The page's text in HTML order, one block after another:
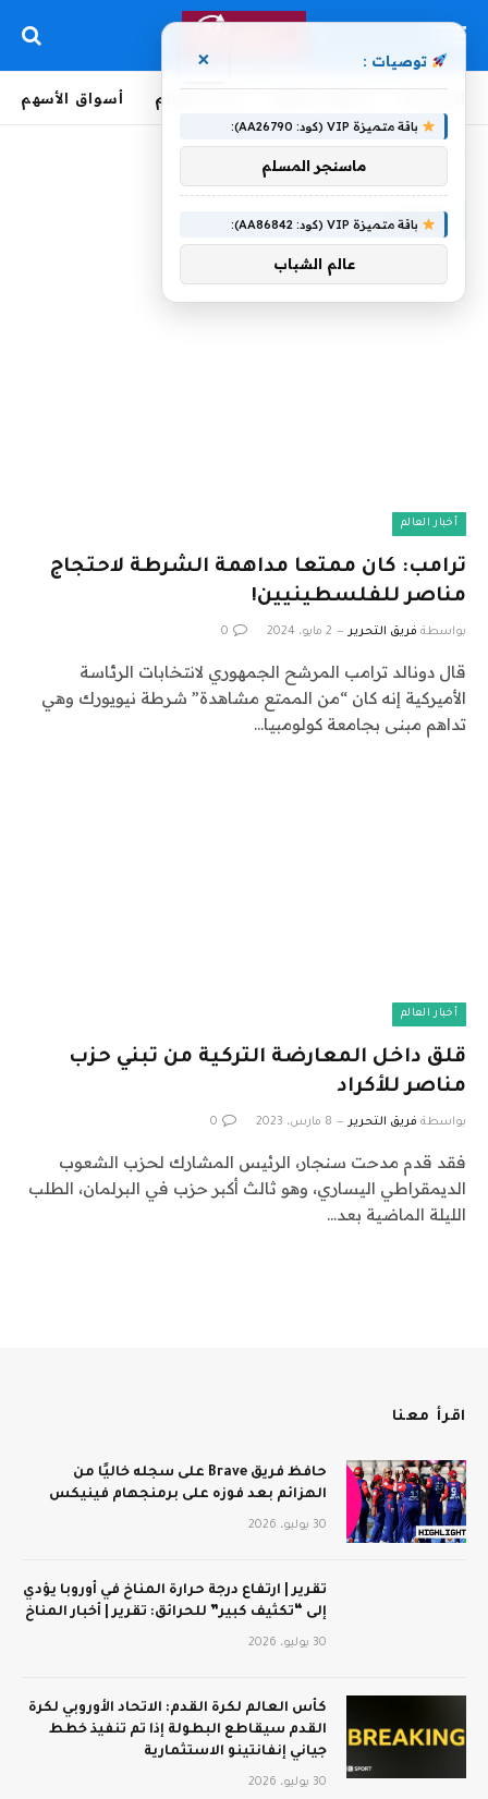
أخبار العالم أسواق الأسهم
مناصر
أخبار العالم
ترامب: كان ممتعا مداهمة الشرطة لاحتجاج
مناصر للفلسطينيين!
بواسطة فريق التحرير 2 مايو، 2024 0
قال دونالد ترامب المرشح الجمهوري لانتخابات الرئاسة
الأميركية إنه كان “من الممتع مشاهدة” شرطة نيويورك وهي
تداهم مبنى بجامعة كولومبيا…
أخبار العالم
قلق داخل المعارضة التركية من تبني حزب
مناصر للأكراد
بواسطة فريق التحرير 8 مارس، 2023 0
فقد قدم مدحت سنجار، الرئيس المشارك لحزب الشعوب
الديمقراطي اليساري، وهو ثالث أكبر حزب في البرلمان، الطلب
الليلة الماضية بعد…
اقرأ معنا
حافظ فريق Brave على سجله خاليًا من
الهزائم بعد فوزه على برمنجهام فينيكس
30 يوليو، 2026
تقرير | ارتفاع درجة حرارة المناخ في أوروبا يؤدي
إلى “تكثيف كبير” للحرائق: تقرير | أخبار المناخ
30 يوليو، 2026
كأس العالم لكرة القدم: الاتحاد الأوروبي لكرة
القدم سيقاطع البطولة إذا تم تنفيذ خطط
جياني إنفانتينو الاستثمارية
30 يوليو، 2026
توصيات : ×
باقة متميزة VIP (كود: AA26790):
ماسنجر المسلم
باقة متميزة VIP (كود: AA86842):
عالم الشباب